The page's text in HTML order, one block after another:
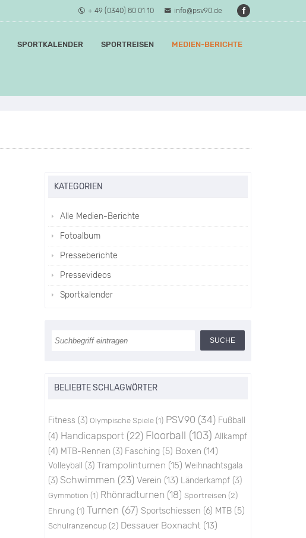
+ 49 (0340) 80 01 10 info@psv90.de
SPORTKALENDER SPORTREISEN MEDIEN-BERICHTE
KATEGORIEN
Alle Medien-Berichte
Fotoalbum
Presseberichte
Pressevideos
Sportkalender
BELIEBTE SCHLAGWÖRTER
Fitness (3) Olympische Spiele (1) PSV90 (34) Fußball
(4) Handicapsport (22) Floorball (103) Allkampf
(4) MTB-Rennen (3) Fasching (5) Boxen (14)
Volleyball (3) Trampolinturnen (15) Weihnachtsgala
(3) Schwimmen (23) Verein (13) Länderkampf (3)
Gymmotion (1) Rhönradturnen (18) Sportreisen (2)
Ehrung (1) Turnen (67) Sportschiessen (6) MTB (5)
Schulranzencup (2) Dessauer Boxnacht (13)